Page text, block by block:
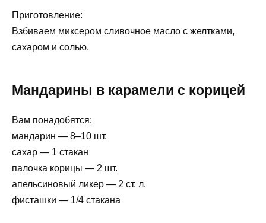
Приготовление:
Взбиваем миксером сливочное масло с желтками,
сахаром и солью.
Мандарины в карамели с корицей
Вам понадобятся:
мандарин — 8–10 шт.
сахар — 1 стакан
палочка корицы — 2 шт.
апельсиновый ликер — 2 ст. л.
фисташки — 1/4 стакана